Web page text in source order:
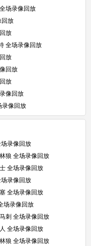
场录像回放
放
放
全场录像回放
放
回放
放
像回放
录像回放
录像回放
狼 全场录像回放
全场录像回放
录像回放
全场录像回放
场录像回放
刺 全场录像回放
全场录像回放
狼 全场录像回放